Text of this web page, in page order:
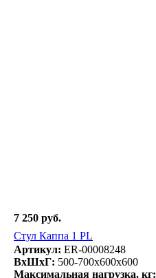
7 250 руб.
Стул Каппа 1 PL
Артикул: ER-00008248
ВxШxГ: 500-700x600x600
Максимальная нагрузка, кг: